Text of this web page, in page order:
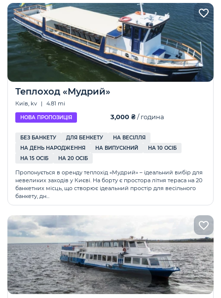
Теплоход «Мудрий»
Київ, kv | 4.81 mi
НОВА ПРОПОЗИЦІЯ 3,000 ₴/ година
БЕЗ БАНКЕТУ ДЛЯ БЕНКЕТУ
НА ВЕСІЛЛЯ
НА ДЕНЬ НАРОДЖЕННЯ
НА ВИПУСКНИЙ
НА 10 ОСІБ
НА 15 ОСІБ
НА 20 ОСІБ
Пропонується в оренду теплохід «Мудрий» – ідеальний вибір для
невеликих заходів у Києві. На борту є простора літня тераса на 20
банкетних місць, що створює ідеальний простір для весільного
банкету, дн...